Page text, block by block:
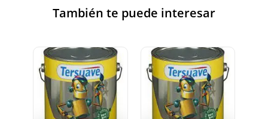
También te puede interesar